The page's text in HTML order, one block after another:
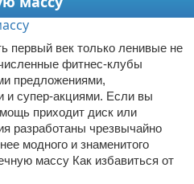
первый век только ленивые не
фитнес-клубы
предложениями,
супер-акциями. Если вы
приходит диск или
разработаны чрезвычайно
модного и знаменитого
массу Как избавиться от